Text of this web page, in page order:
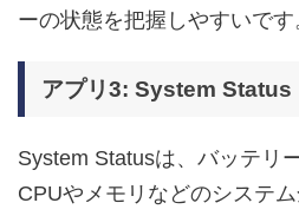
ーの状態を把握しやすいです
アプリ3: System Status
System Statusは、バッテリ
CPUやメモリなどのシステ